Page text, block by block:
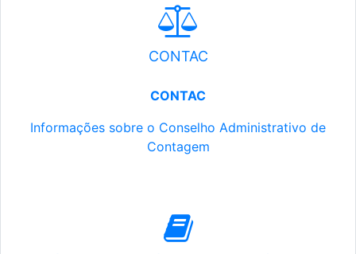
CONTAC
CONTAC
Informações sobre o Conselho Administrativo de
Contagem